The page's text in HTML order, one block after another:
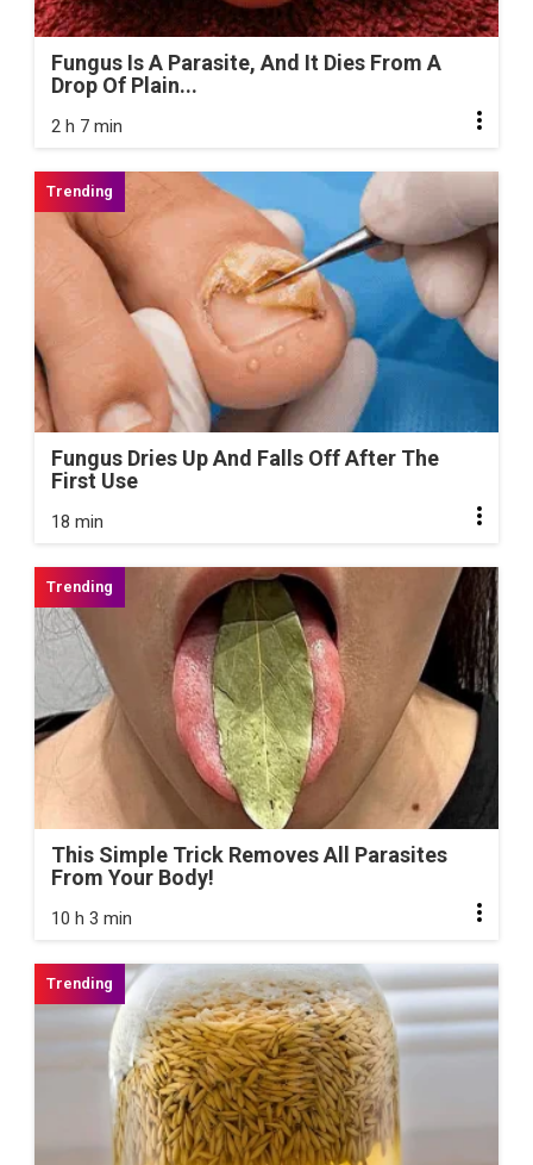
Fungus Is A Parasite, And It Dies From A
Drop Of Plain...
2 h 7 min
Fungus Dries Up And Falls Off After The
First Use
18 min
This Simple Trick Removes All Parasites
From Your Body!
10 h 3 min